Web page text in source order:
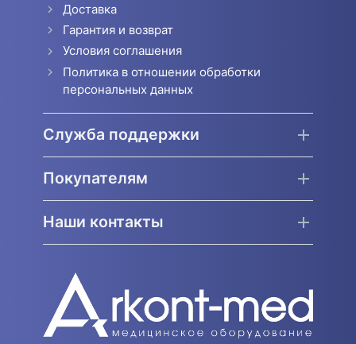
Доставка
Гарантия и возврат
Условия соглашения
Политика в отношении обработки
персональных данных
Служба поддержки
Покупателям
Наши контакты